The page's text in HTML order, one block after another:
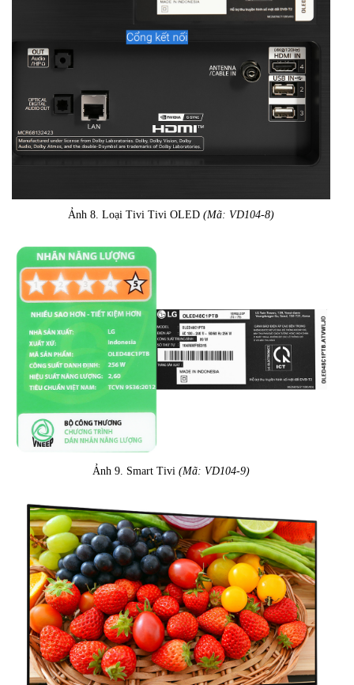
Ảnh 8. Loại Tivi Tivi OLED (Mã: VD104-8)
Ảnh 9. Smart Tivi (Mã: VD104-9)